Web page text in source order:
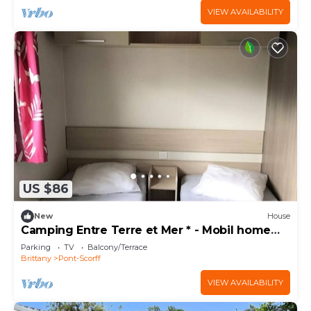
VIEW AVAILABILITY
US $86
New House
Camping Entre Terre et Mer * - Mobil home
Comfort (2 bedrooms) 4 people
Parking TV
Balcony/Terrace
Brittany
Pont-Scorff
VIEW AVAILABILITY